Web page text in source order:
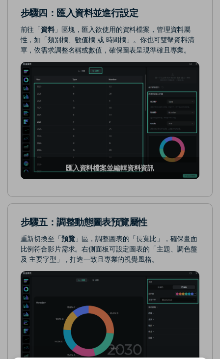
步驟四：匯入資料並進行設定
前往「 資料」區塊，匯入欲使用的資料檔案，管理資料屬
性，如「類別欄、數值欄 或 時間欄」。你也可雙擊資料清
單，依需求調整名稱或數值，確保圖表呈現準確且專業。
匯入資料檔案並編輯資料資訊
步驟五：調整動態圖表預覽屬性
重新切換至「 預覽」區，調整圖表的「長寬比」，確保畫面
比例符合影片需求。右側面板可設定圖表的「主題、調色盤
及 主要字型」，打造一致且專業的視覺風格。